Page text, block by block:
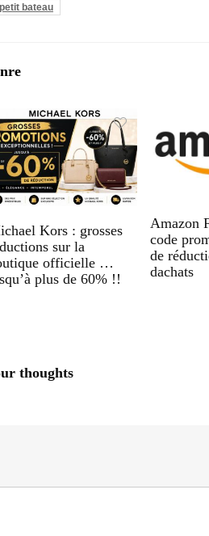
petit bateau
Kors : grosses
sur la
officielle …
plus de 60% !!
Amazon
code
de
dachats
thoughts